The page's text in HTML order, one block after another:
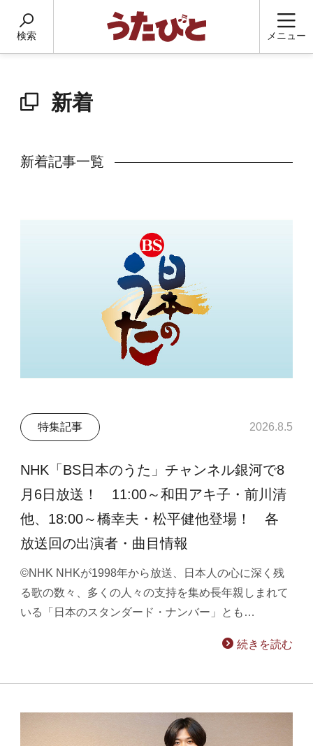
検索 メニュー
新着
新着記事一覧
特集記事 2026.8.5
NHK「BS日本のうた」チャンネル銀河で8
月6日放送！ 11:00～和田アキ子・前川清
他、18:00～橋幸夫・松平健他登場！ 各
放送回の出演者・曲目情報
©NHK NHKが1998年から放送、日本人の心に深く残
る歌の数々、多くの人々の支持を集め長年親しまれて
いる「日本のスタンダード・ナンバー」とも…
続きを読む